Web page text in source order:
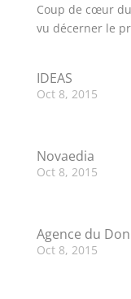
Coup de cœur du
vu décerner le
IDEAS
Oct 8, 2015
Novaedia
Oct 8, 2015
Agence du
Oct 8, 2015